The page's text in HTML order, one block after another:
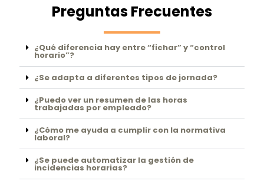
Preguntas Frecuentes
¿Qué diferencia hay entre “fichar” y “control
horario”?
¿Se adapta a diferentes tipos de jornada?
¿Puedo ver un resumen de las horas
trabajadas por empleado?
¿Cómo me ayuda a cumplir con la normativa
laboral?
¿Se puede automatizar la gestión de
incidencias horarias?